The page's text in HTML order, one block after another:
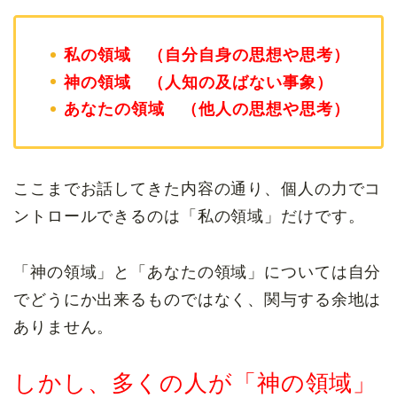
私の領域 （自分自身の思想や思考）
神の領域 （人知の及ばない事象）
あなたの領域 （他人の思想や思考）
ここまでお話してきた内容の通り、個人の力でコ
ントロールできるのは「私の領域」だけです。
「神の領域」と「あなたの領域」については自分
でどうにか出来るものではなく、関与する余地は
ありません。
しかし、多くの人が「神の領域」